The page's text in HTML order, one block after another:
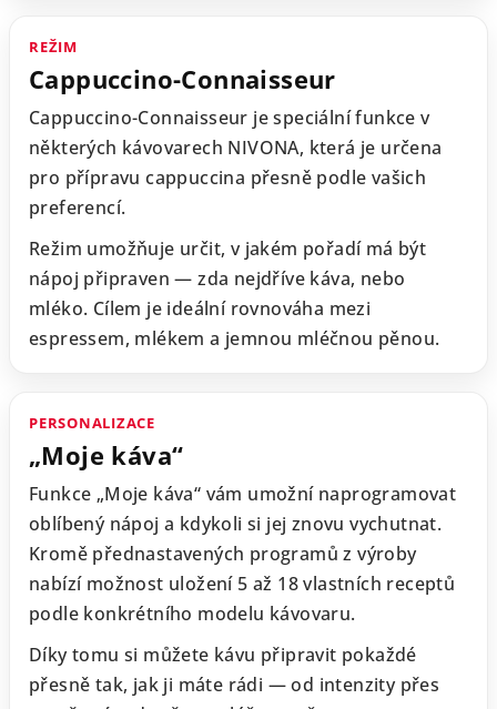
REŽIM
Cappuccino-Connaisseur
Cappuccino-Connaisseur je speciální funkce v
některých kávovarech NIVONA, která je určena
pro přípravu cappuccina přesně podle vašich
preferencí.
Režim umožňuje určit, v jakém pořadí má být
nápoj připraven — zda nejdříve káva, nebo
mléko. Cílem je ideální rovnováha mezi
espressem, mlékem a jemnou mléčnou pěnou.
PERSONALIZACE
„Moje káva“
Funkce „Moje káva“ vám umožní naprogramovat
oblíbený nápoj a kdykoli si jej znovu vychutnat.
Kromě přednastavených programů z výroby
nabízí možnost uložení 5 až 18 vlastních receptů
podle konkrétního modelu kávovaru.
Díky tomu si můžete kávu připravit pokaždé
přesně tak, jak ji máte rádi — od intenzity přes